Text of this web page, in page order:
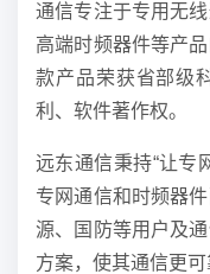
通信专注于专用无
高端时频器件等产
款产品荣获省部级
利、软件著作权。
远东通信秉持“让专
专网通信和时频器
源、国防等用户及
方案，使其通信更